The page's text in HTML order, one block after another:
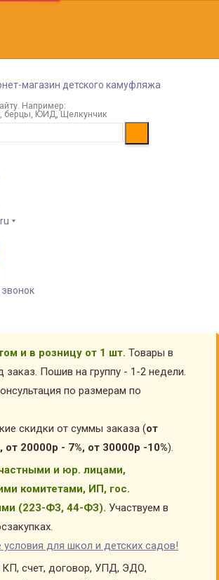
Например:
берцы, ЮИД, Щелкунчик
и в розницу от 1 шт. Товары в
заказ. Пошив на группу - 1-2 недели.
по размерам по
скидки от суммы заказа (от
от 20000р - 7%, от 30000р -10%).
и юр. лицами,
комитетами, ИП, гос.
(223-ФЗ, 44-ФЗ). Участвуем в
для школ и детских садов!
КП, счет, договор, УПД, ЭДО,